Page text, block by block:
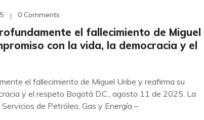
0 Comments
el fallecimiento de Miguel
con la vida, la democracia y el
el fallecimiento de Miguel Uribe y reafirma su
y el respeto Bogotá D.C., agosto 11 de 2025. La
de Petróleo, Gas y Energía –